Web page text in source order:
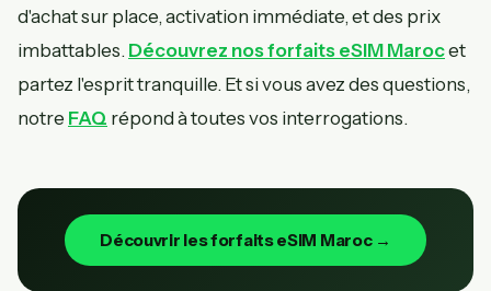
d'achat sur place, activation immédiate, et des prix
imbattables. Découvrez nos forfaits eSIM Marocet
partez l'esprit tranquille. Et si vous avez des questions,
notre FAQ répond à toutes vos interrogations.
Découvrir les forfaits eSIM Maroc →